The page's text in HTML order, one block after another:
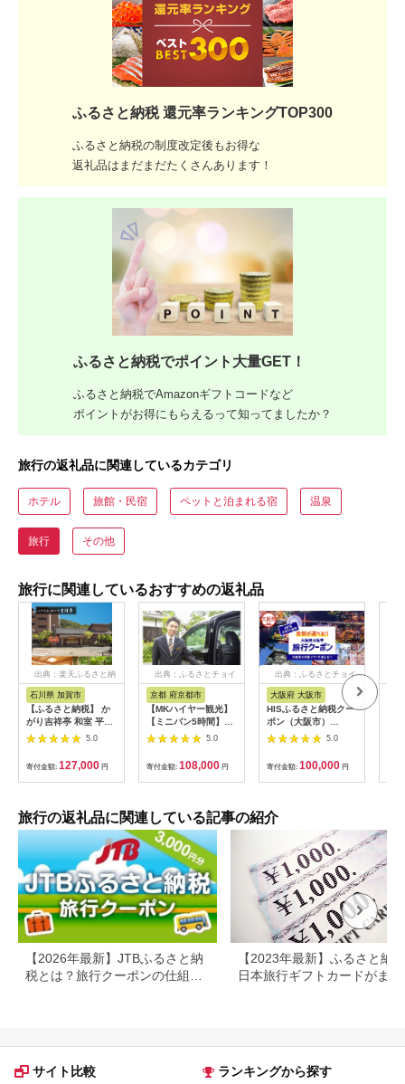
ふるさと納税 還元率ランキングTOP300
ふるさと納税の制度改定後もお得な
返礼品はまだまだたくさんあります！
ふるさと納税でポイント大量GET！
ふるさと納税でAmazonギフトコードなど
ポイントがお得にもらえるって知ってましたか？
旅行の返礼品に関連しているカテゴリ
ホテル 旅館・民宿 ペットと泊まれる宿 温泉
旅行 その他
旅行に関連しているおすすめの返礼品
出典：楽天ふるさと納
石川県 加賀市
【ふるさと納税】 か
がり吉祥亭 和室 平日
限定 ペア宿泊券 1泊2
食付 2名 ペア 食事付
温泉 宿泊券 旅行 トラ
ベル 宿泊 宿泊施設 宿
レジャー F6P-0991
5.0
寄付金額: 127,000 円
出典：ふるさとチョイ
京都 府京都市
【MKハイヤー観光】
【ミニバン5時間】ド
ライバーとめぐるとっ
ておきの京都観光（3
／21-6／20・10／1-
11／30）
5.0
寄付金額: 108,000 円
出典：ふるさとチョイ
大阪府 大阪市
HISふるさと納税クー
ポン（大阪市）
30,000円分_OS039-
5.0
寄付金額: 100,000 円
旅行の返礼品に関連している記事の紹介
【2026年最新】JTBふるさと納
税とは？旅行クーポンの仕組
【2023年最新】ふるさと納
日本旅行ギフトカードがまだ
サイト比較 ランキングから探す